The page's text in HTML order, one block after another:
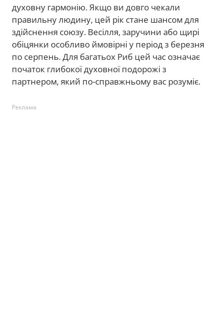
духовну гармонію. Якщо ви довго чекали
правильну людину, цей рік стане шансом для
здійснення союзу. Весілля, заручини або щирі
обіцянки особливо ймовірні у період з березня
по серпень. Для багатьох Риб цей час означає
початок глибокої духовної подорожі з
партнером, який по-справжньому вас розуміє.
Реклама